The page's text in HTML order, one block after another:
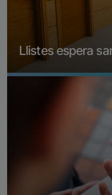
Llistes espera
Consultar llistes